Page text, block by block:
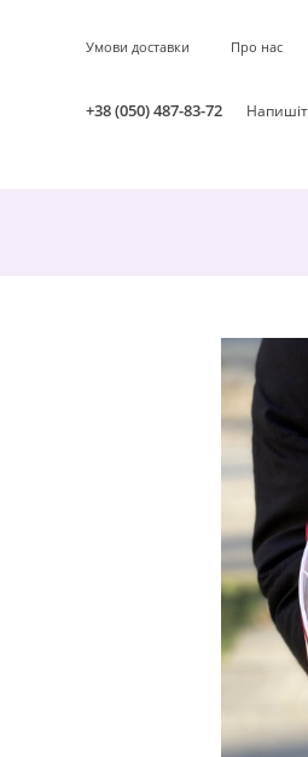
Умови доставки Про нас
+38 (050) 487-83-72